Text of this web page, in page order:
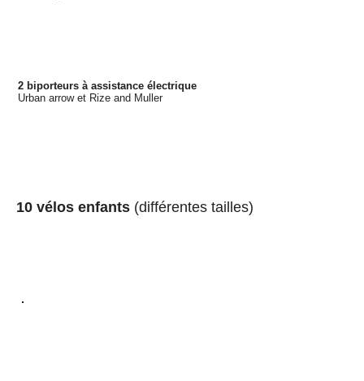
2 biporteurs à assistance électrique
Urban arrow et Rize and Muller
10 vélos enfants (différentes tailles)